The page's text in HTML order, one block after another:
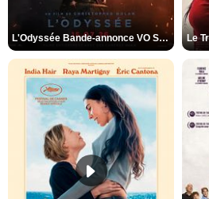
L'Odyssée Bande-annonce VO STFR Le